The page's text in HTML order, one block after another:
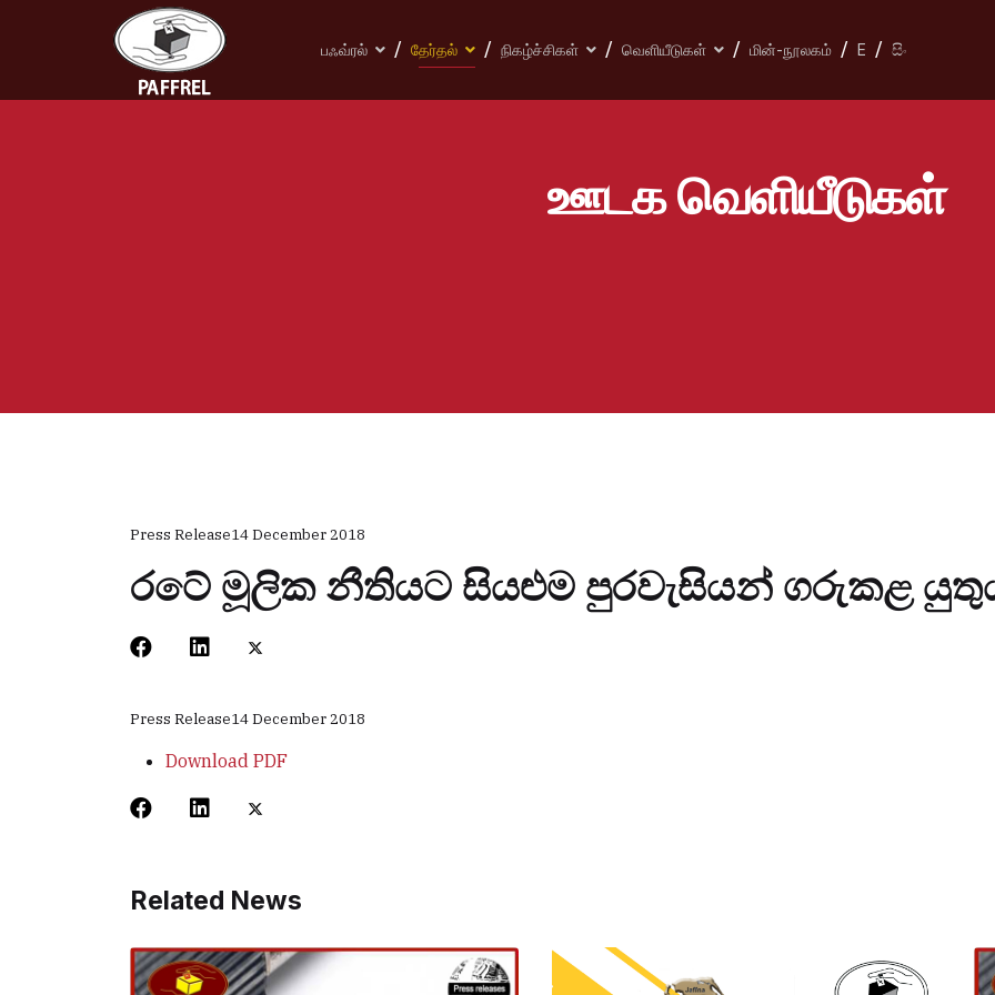
பஃவ்ரல் தேர்தல் நிகழ்ச்சிகள் வெளியீடுகள் மின்-நூலகம் E සිං
ஊடக வெளியீடுகள்
Press Release14 December 2018
රටේ මූලික නීතියට සියළුම පුරවැසියන් ගරුකළ
Press Release14 December 2018
Download PDF
Related News